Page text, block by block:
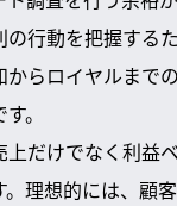
の行動を把握する
からロイヤルまで
。
上だけでなく利益
理想的には、顧